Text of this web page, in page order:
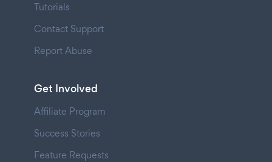
Tutorials
Contact Support
Report Abuse
Get Involved
Affiliate Program
Success Stories
Feature Requests